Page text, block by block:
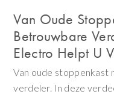
Van Oude
Betrouwbare
Electro Helpt U
Van oude stoppenkast
verdeler. In deze